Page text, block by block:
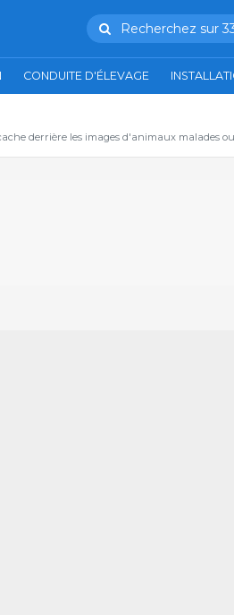
Recherchez sur
CONDUITE D'ÉLEVAGE
derrière les images d'animaux malades